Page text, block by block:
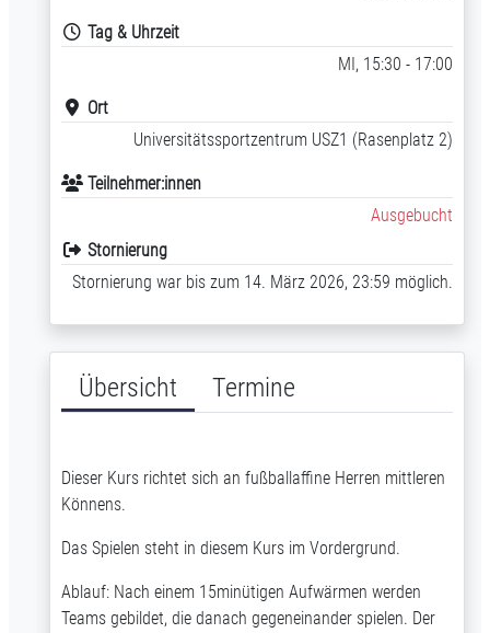
Übersicht Termine
Dieser Kurs richtet sich an fußballaffine Herren mittleren
Könnens.
Das Spielen steht in diesem Kurs im Vordergrund.
Ablauf: Nach einem 15minütigen Aufwärmen werden
Teams gebildet, die danach gegeneinander spielen. Der
Tag & Uhrzeit
MI, 15:30 - 17:00
Ort
Universitätssportzentrum USZ1 (Rasenplatz 2)
Teilnehmer:innen
Ausgebucht
Stornierung
Stornierung war bis zum 14. März 2026, 23:59 möglich.